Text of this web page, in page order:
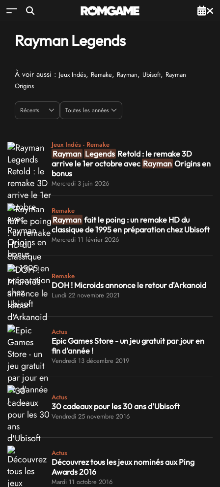
Rayman Legends
À voir aussi : Jeux Indés, Remake, Rayman, Ubisoft, Rayman
Origins
Jeux Indés - Remake
Rayman Legends Retold : le remake 3D
arrive le 1er octobre avec Rayman Origins en
bonus
Mercredi 3 juin 2026
Remake
Rayman fait le poing : un remake HD du
classique de 1995 en préparation chez Ubisoft
Mercredi 11 février 2026
Remake
DOH ! Microids annonce le retour d'Arkanoid
Lundi 22 novembre 2021
Actus
Epic Games Store - un jeu gratuit par jour en
fin d'année !
Vendredi 13 décembre 2019
Actus
30 cadeaux pour les 30 ans d'Ubisoft
Vendredi 25 novembre 2016
Actus
Découvrez tous les jeux nominés aux Ping
Awards 2016
Mardi 11 octobre 2016